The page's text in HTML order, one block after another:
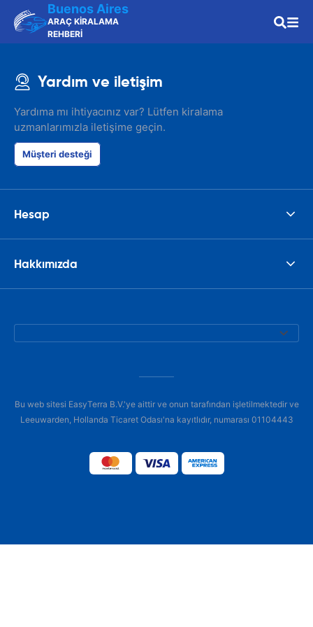
Buenos Aires
ARAÇ KİRALAMA
REHBERİ
Yardım ve iletişim
Yardıma mı ihtiyacınız var? Lütfen kiralama
uzmanlarımızla iletişime geçin.
Müşteri desteği
Hesap
Hakkımızda
Bu web sitesi EasyTerra B.V.'ye aittir ve onun tarafından işletilmektedir ve
Leeuwarden, Hollanda Ticaret Odası'na kayıtlıdır, numarası 01104443